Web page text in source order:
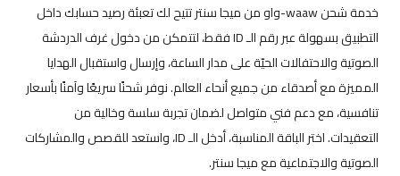
خدمة شحن waaw-واو من ميجا سنتر تتيح لك تعبئة رصيد حسابك داخل
التطبيق بسهولة عبر رقم الـ ID فقط، لتتمكن من دخول غرف الدردشة
الصوتية والاحتفالات الحيّة على مدار الساعة، وإرسال واستقبال الهدايا
المميزة مع أصدقاء من جميع أنحاء العالم. نوفر شحنًا سريعًا وآمنًا بأسعار
تنافسية، مع دعم فني متواصل لضمان تجربة سلسة وخالية من
التعقيدات. اختر الباقة المناسبة، أدخل الـ ID، واستعد للقصص والمشاركات
الصوتية والاجتماعية مع ميجا سنتر.